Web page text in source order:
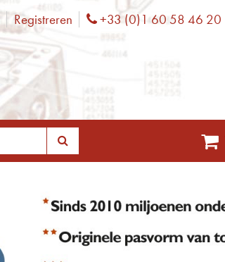
Registreren Phone
+33 (0)1 60 58 46 20